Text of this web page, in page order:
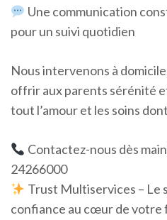
Une communication
pour un suivi quotidien
Nous intervenons à
offrir aux parents sérénité
tout l’amour et les soins
Contactez-nous dès
24266000
Trust Multiservices – Le
confiance au cœur de votre